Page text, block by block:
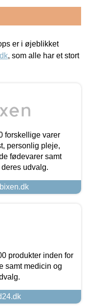
er i øjeblikket
, som alle har et stort
forskellige varer
personlig pleje,
fødevarer samt
udvalg.
produkter inden for
samt medicin og